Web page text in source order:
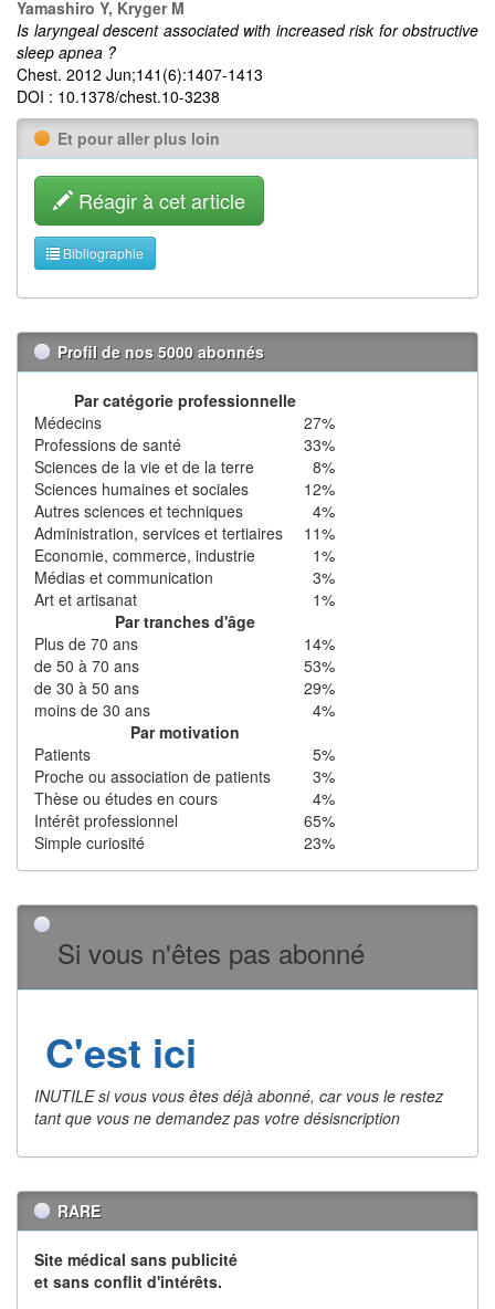
Yamashiro Y, Kryger M
Is laryngeal descent associated with increased risk for obstructive
sleep apnea ?
Chest. 2012 Jun;141(6):1407-1413
DOI : 10.1378/chest.10-3238
Et pour aller plus loin
Réagir à cet article
Bibliographie
Profil de nos 5000 abonnés
Par catégorie professionnelle
Médecins
27%
Professions de santé
33%
Sciences de la vie et de la terre
8%
Sciences humaines et sociales
12%
Autres sciences et techniques
4%
Administration, services et tertiaires
11%
Economie, commerce, industrie
1%
Médias et communication
3%
Art et artisanat
1%
Par tranches d'âge
Plus de 70 ans
14%
de 50 à 70 ans
53%
de 30 à 50 ans
29%
moins de 30 ans
4%
Par motivation
Patients
5%
Proche ou association de patients
3%
Thèse ou études en cours
4%
Intérêt professionnel
65%
Simple curiosité
23%
Si vous n'êtes pas abonné
C'est ici
INUTILE si vous vous êtes déjà abonné, car vous le restez
tant que vous ne demandez pas votre désisncription
RARE
Site médical sans publicité
et sans conflit d'intérêts.